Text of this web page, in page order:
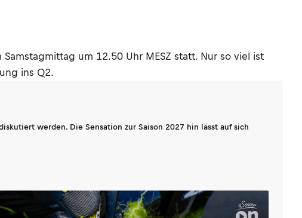
um 12.50 Uhr MESZ statt. Nur so viel ist
ins Q2.
werden. Die Sensation zur Saison 2027 hin lässt auf sich